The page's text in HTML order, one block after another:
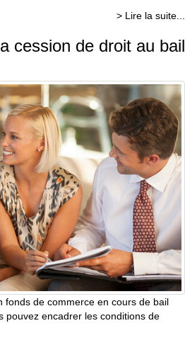
> Lire la suite...
cession de droit au bail
fonds de commerce en cours de bail
pouvez encadrer les conditions de